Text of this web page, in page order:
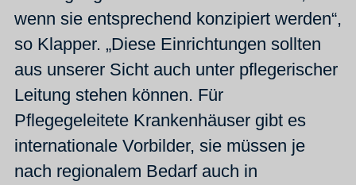
wenn sie entsprechend konzipiert werden“,
so Klapper. „Diese Einrichtungen sollten
aus unserer Sicht auch unter pflegerischer
Leitung stehen können. Für
Pflegegeleitete Krankenhäuser gibt es
internationale Vorbilder, sie müssen je
nach regionalem Bedarf auch in